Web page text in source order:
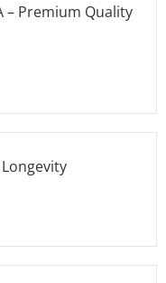
– Premium Quality